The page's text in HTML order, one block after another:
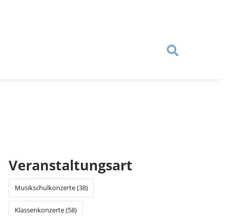
Veranstaltungsart
Musikschulkonzerte (38)
Klassenkonzerte (58)